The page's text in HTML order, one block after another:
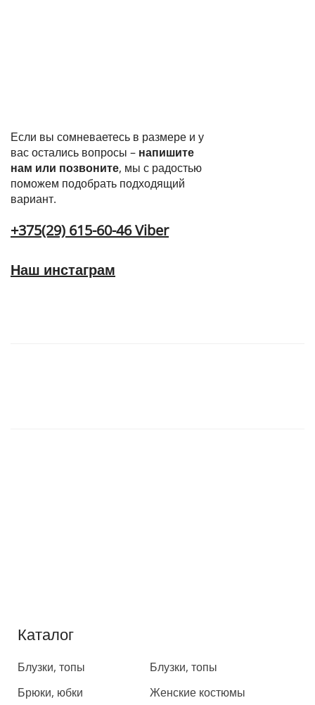
Если вы сомневаетесь в размере и у
вас остались вопросы – напишите
нам или позвоните, мы с радостью
поможем подобрать подходящий
вариант.
+375(29) 615-60-46 Viber
Наш инстаграм
Каталог
Блузки, топы
Брюки, юбки
Блузки, топы
Женские костюмы